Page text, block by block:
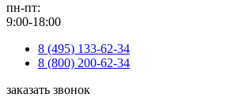
пн-пт:
9:00-18:00
8 (495) 133-62-34
8 (800) 200-62-34
заказать звонок